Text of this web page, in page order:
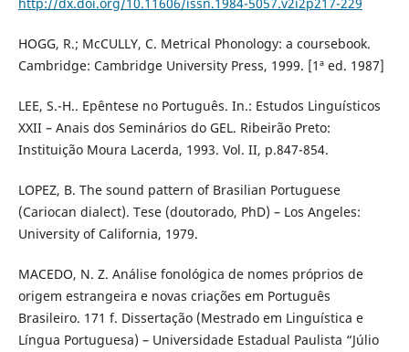
http://dx.doi.org/10.11606/issn.1984-5057.v2i2p217-229
HOGG, R.; McCULLY, C. Metrical Phonology: a coursebook.
Cambridge: Cambridge University Press, 1999. [1ª ed. 1987]
LEE, S.-H.. Epêntese no Português. In.: Estudos Linguísticos
XXII – Anais dos Seminários do GEL. Ribeirão Preto:
Instituição Moura Lacerda, 1993. Vol. II, p.847-854.
LOPEZ, B. The sound pattern of Brasilian Portuguese
(Cariocan dialect). Tese (doutorado, PhD) – Los Angeles:
University of California, 1979.
MACEDO, N. Z. Análise fonológica de nomes próprios de
origem estrangeira e novas criações em Português
Brasileiro. 171 f. Dissertação (Mestrado em Linguística e
Língua Portuguesa) – Universidade Estadual Paulista “Júlio